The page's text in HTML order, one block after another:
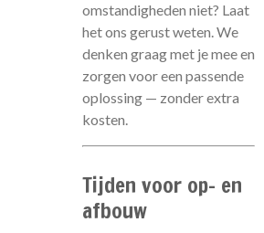
omstandigheden niet? Laat
het ons gerust weten. We
denken graag met je mee en
zorgen voor een passende
oplossing — zonder extra
kosten.
Tijden voor op- en
afbouw